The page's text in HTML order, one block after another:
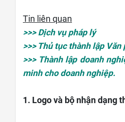
Tin liên quan
>>> Dịch vụ pháp lý
>>> Thủ tục thành lập
>>> Thành lập doanh
minh cho doanh nghiệp.
1. Logo và bộ nhận dạng